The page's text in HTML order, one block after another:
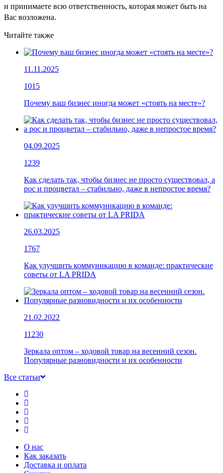
и принимаете всю ответственность, которая может быть на
Вас возложена.
Читайте также
11.11.2025
1015
Почему ваш бизнес иногда может «стоять на месте»?
04.09.2025
1239
Как сделать так, чтобы бизнес не просто существовал, а
рос и процветал – стабильно, даже в непростое время?
26.03.2025
1767
Как улучшить коммуникацию в команде: практические
советы от LA PRIDA
21.02.2022
11230
Зеркала оптом – ходовой товар на весенний сезон.
Популярные разновидности и их особенности
Все статьи
О нас
Как заказать
Доставка и оплата